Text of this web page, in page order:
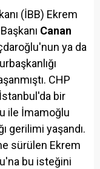
(İBB) Ekrem
Canan
ya da
CHP
bir
ile İmamoğlu
gerilimi yaşandı.
sürülen Ekrem
bu isteğini